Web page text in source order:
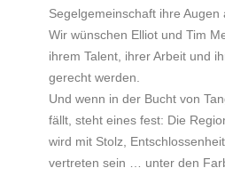
Segelgemeinschaft ihre Augen
Wir wünschen Elliot und Tim
ihrem Talent, ihrer Arbeit und
gerecht werden.
Und wenn in der Bucht von
fällt, steht eines fest: Die
wird mit Stolz,
vertreten sein … unter den